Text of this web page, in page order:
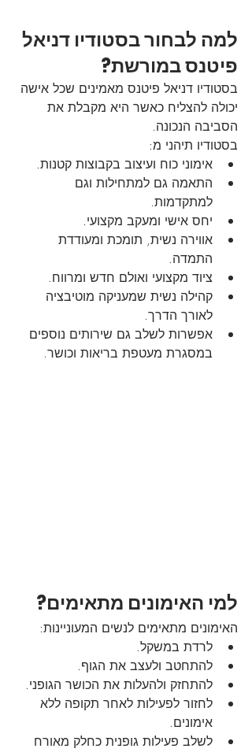
למה לבחור בסטודיו דניאל
פיטנס במורשת?
בסטודיו דניאל פיטנס מאמינים שכל אישה
יכולה להצליח כאשר היא מקבלת את
הסביבה הנכונה.
בסטודיו תיהני מ:
אימוני כוח ועיצוב בקבוצות קטנות.
התאמה גם למתחילות וגם
למתקדמות.
יחס אישי ומעקב מקצועי.
אווירה נשית, תומכת ומעודדת
התמדה.
ציוד מקצועי ואולם חדש ומרווח.
קהילה נשית שמעניקה מוטיבציה
לאורך הדרך.
אפשרות לשלב גם שירותים נוספים
במסגרת מעטפת בריאות וכושר.
למי האימונים מתאימים?
האימונים מתאימים לנשים המעוניינות:
לרדת במשקל.
להתחטב ולעצב את הגוף.
להתחזק ולהעלות את הכושר הגופני.
לחזור לפעילות לאחר תקופה ללא
אימונים.
לשלב פעילות גופנית כחלק מאורח